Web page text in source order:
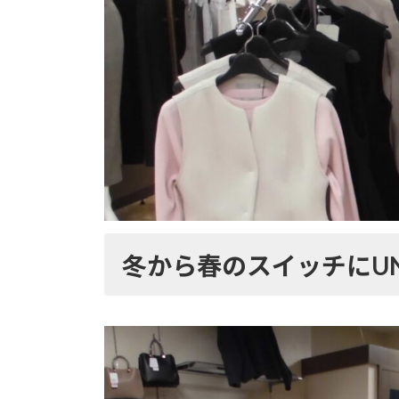
冬から春のスイッチに